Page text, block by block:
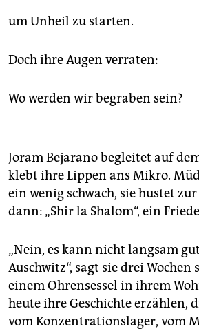
um Unheil zu starten.
Doch ihre Augen verraten:
Wo werden wir begraben sein?
Joram Bejarano begleitet auf
klebt ihre Lippen ans Mikro.
ein wenig schwach, sie hustet
dann: „Shir la Shalom“, ein
„Nein, es kann nicht langsam
Auschwitz“, sagt sie drei Wochen
einem Ohrensessel in ihrem
heute ihre Geschichte erzählen,
vom Konzentrationslager, vom